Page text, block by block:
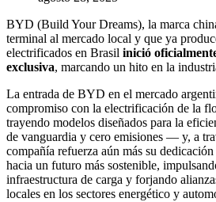
BYD (Build Your Dreams), la marca
terminal al mercado local y que ya
electrificados en Brasil inició
exclusiva, marcando un hito en la
La entrada de BYD en el mercado
compromiso con la electrificación de la
trayendo modelos diseñados para la
de vanguardia y cero emisiones — y, a
compañía refuerza aún más su
hacia un futuro más sostenible,
infraestructura de carga y forjando
locales en los sectores energético y